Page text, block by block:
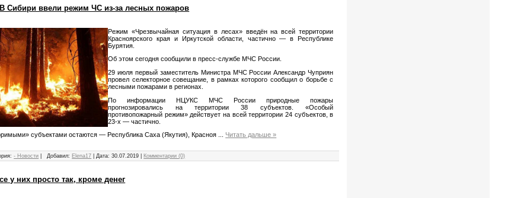
Сибири ввели режим ЧС из-за лесных пожаров
Режим «Чрезвычайная ситуация в лесах» введён на всей территории
Красноярского края и Иркутской области, частично — в Республике
Бурятия.
Об этом сегодня сообщили в пресс-службе МЧС России.
29 июля первый заместитель Министра МЧС России Александр Чуприян
провел селекторное совещание, в рамках которого сообщил о борьбе с
лесными пожарами в регионах.
По информации НЦУКС МЧС России природные пожары
прогнозировались на территории 38 субъектов. «Особый
противопожарный режим» действует на всей территории 24 субъектов, в
23-х — частично.
субъектами остаются — Республика Саха (Якутия), Красноя ... Читать дальше »
- Новости Добавил: Elena17 |Дата: 30.07.2019 Комментарии (0)
у них просто так, кроме денег